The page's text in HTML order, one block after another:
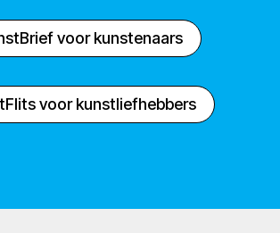
voor kunstenaars
voor kunstliefhebbers